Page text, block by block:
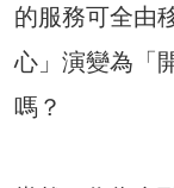
的服務可全由
心」演變為「
嗎？